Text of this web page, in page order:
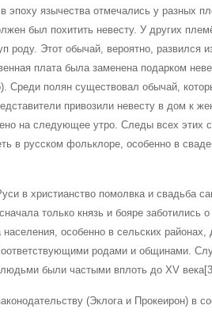
эпоху язычества отмечались у разных
был похитить невесту. У других
роду. Этот обычай, вероятно, развился
плата была заменена подарком
Среди полян существовал обычай,
привозили невесту в дом к
на следующее утро. Следы всех этих
в русском фольклоре, особенно в
в христианство помолвка и свадьба
только князь и бояре заботились
особенно в сельских районах,
родами и общинами.
были частыми вплоть до XV
(Эклога и Прокеирон) в